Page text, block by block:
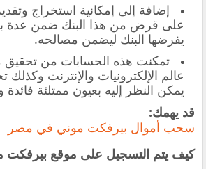
إضافة إلى إمكانية استخراج
على قرض من هذا البنك ضمن عدة
يفرضها البنك ليضمن مصالحه.
تمكنت هذه الحسابات من
عالم الإلكترونيات والإنترنت وكذلك
يمكن النظر إليه بعيون ممتلئة فائدة
قد يهمك:
سحب أموال بيرفكت موني في مصر
كيف يتم التسجيل على موقع بيرفكت